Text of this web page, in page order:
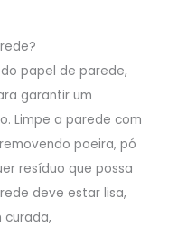
papel de parede,
garantir um
Limpe a parede com
poeira, pó
resíduo que possa
deve estar lisa,
curada,